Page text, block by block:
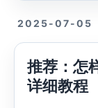
2025-07-05
推荐：怎
详细教程